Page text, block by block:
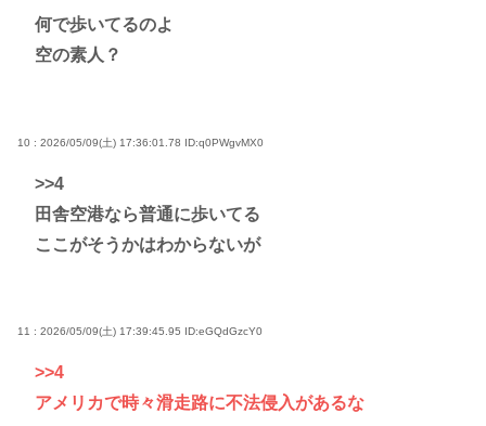
何で歩いてるのよ
空の素人？
10 : 2026/05/09(土) 17:36:01.78 ID:q0PWgvMX0
>>4
田舎空港なら普通に歩いてる
ここがそうかはわからないが
11 : 2026/05/09(土) 17:39:45.95 ID:eGQdGzcY0
>>4
アメリカで時々滑走路に不法侵入があるな